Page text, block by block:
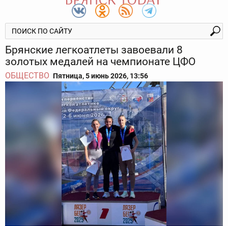
Брянские легкоатлеты завоевали 8
золотых медалей на чемпионате ЦФО
ОБЩЕСТВО Пятница, 5 июнь 2026, 13:56